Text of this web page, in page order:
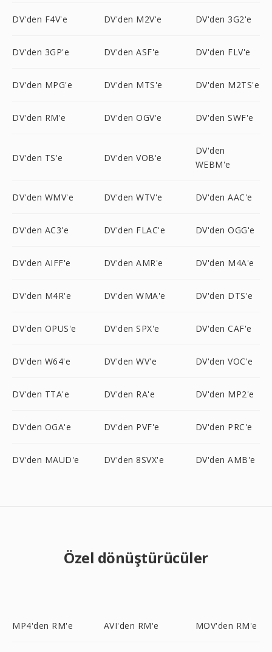
DV'den F4V'e DV'den M2V'e DV'den 3G2'e
DV'den 3GP'e DV'den ASF'e DV'den FLV'e
DV'den MPG'e DV'den MTS'e DV'den M2TS'e
DV'den RM'e DV'den OGV'e DV'den SWF'e
DV'den TS'e DV'den VOB'e
DV'den
WEBM'e
DV'den WMV'e DV'den WTV'e DV'den AAC'e
DV'den AC3'e DV'den FLAC'e DV'den OGG'e
DV'den AIFF'e DV'den AMR'e DV'den M4A'e
DV'den M4R'e DV'den WMA'e DV'den DTS'e
DV'den OPUS'e DV'den SPX'e DV'den CAF'e
DV'den W64'e DV'den WV'e DV'den VOC'e
DV'den TTA'e DV'den RA'e DV'den MP2'e
DV'den OGA'e DV'den PVF'e DV'den PRC'e
DV'den MAUD'e DV'den 8SVX'e DV'den AMB'e
Özel dönüştürücüler
MP4'den RM'e AVI'den RM'e MOV'den RM'e